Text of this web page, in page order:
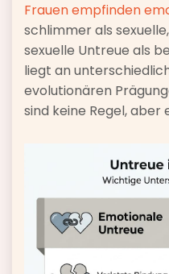
Frauen empfinden
schlimmer als
sexuelle Untreue als
liegt an
evolutionären
sind keine Regel, aber